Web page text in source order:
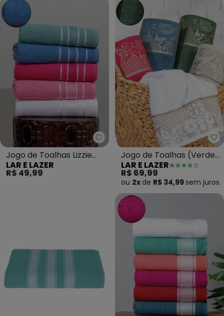
Lar e Lazer - Jogo de Toalhas
Jogo de Toalhas Lizzie
(Azul Berlin) 2 Peças
LAR E LAZER
R$ 49,99
Jogo de Toalhas (Verde)
2 Peças
LAR E LAZER
R$ 69,99
ou 2x de R$ 34,99 sem juros